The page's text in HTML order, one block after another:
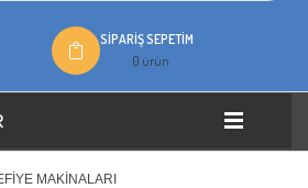
SIPARIŞ SEPETIM
0 ürün
MAKİNALARI